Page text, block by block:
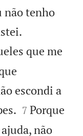
não tenho
que me
escondi a


7 Porque
não